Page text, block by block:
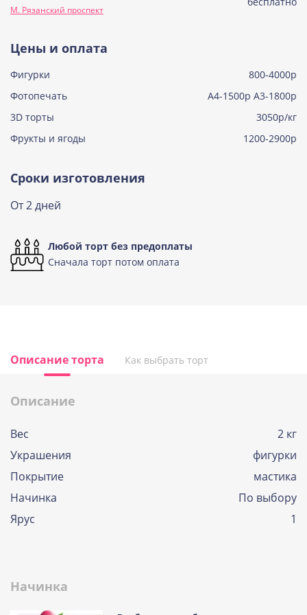
Узнать подробнее о начинке
М. Рязанский проспект
Цены и оплата
Фигурки
800-4000р
Фотопечать
А4-1500р А3-1800р
3D торты
3050р/кг
Фрукты и ягоды
1200-2900р
Сроки изготовления
От 2 дней
Любой торт без предоплаты
Сначала торт потом оплата
Описание торта Как выбрать торт
Описание
Вес
2 кг
Украшения
фигурки
Покрытие
мастика
Начинка
По выбору
Ярус
1
Начинка